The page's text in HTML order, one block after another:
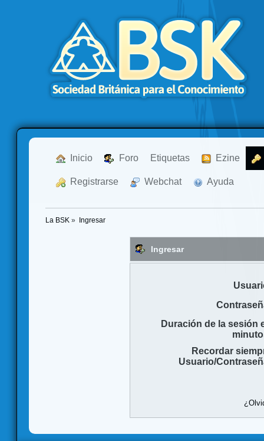
Inicio Foro Etiquetas Ezine
Registrarse Webchat Ayuda
La BSK » Ingresar
Ingresar
Duración de la sesión
Recordar
Usuario/